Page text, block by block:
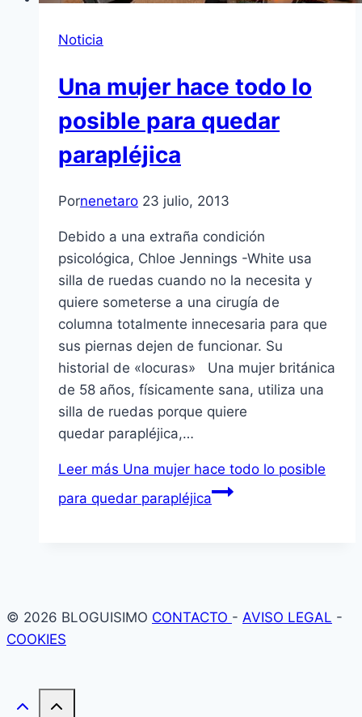
Noticia
Una mujer hace todo lo
posible para quedar
parapléjica
Pornenetaro 23 julio, 2013
Debido a una extraña condición
psicológica, Chloe Jennings -White usa
silla de ruedas cuando no la necesita y
quiere someterse a una cirugía de
columna totalmente innecesaria para que
sus piernas dejen de funcionar. Su
historial de «locuras» Una mujer británica
de 58 años, físicamente sana, utiliza una
silla de ruedas porque quiere
quedar parapléjica,…
Leer más Una mujer hace todo lo posible
para quedar parapléjica
© 2026 BLOGUISIMO CONTACTO - AVISO LEGAL -
COOKIES